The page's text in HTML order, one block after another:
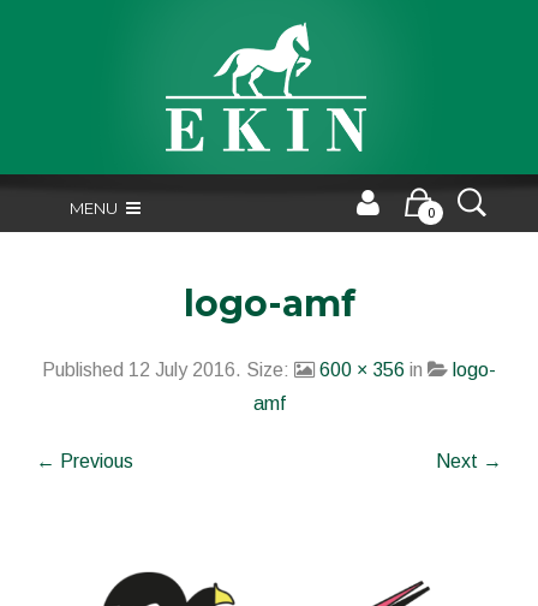
MENU 0
logo-amf
Published 12 July 2016. Size: 600 × 356 in
logo-
amf
← Previous Next →